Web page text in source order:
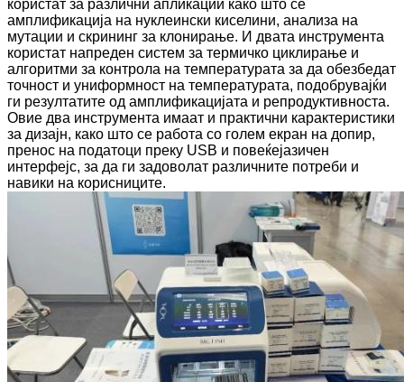
користат за различни апликации како што се
амплификација на нуклеински киселини, анализа на
мутации и скрининг за клонирање. И двата инструмента
користат напреден систем за термичко циклирање и
алгоритми за контрола на температурата за да обезбедат
точност и униформност на температурата, подобрувајќи
ги резултатите од амплификацијата и репродуктивноста.
Овие два инструмента имаат и практични карактеристики
за дизајн, како што се работа со голем екран на допир,
пренос на податоци преку USB и повеќејазичен
интерфејс, за да ги задоволат различните потреби и
навики на корисниците.